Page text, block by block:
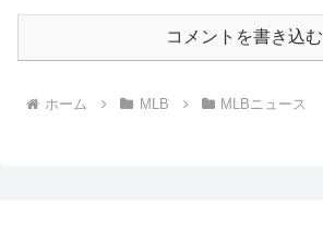
コメントを書き込む
ホーム MLB MLBニュース